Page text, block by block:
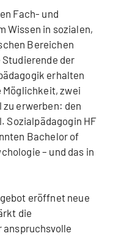
Fach- und
Wissen in sozialen,
Bereichen
der
erhalten
Möglichkeit, zwei
erwerben: den
Sozialpädagogin HF
Bachelor of
– und das in
eröffnet neue
die